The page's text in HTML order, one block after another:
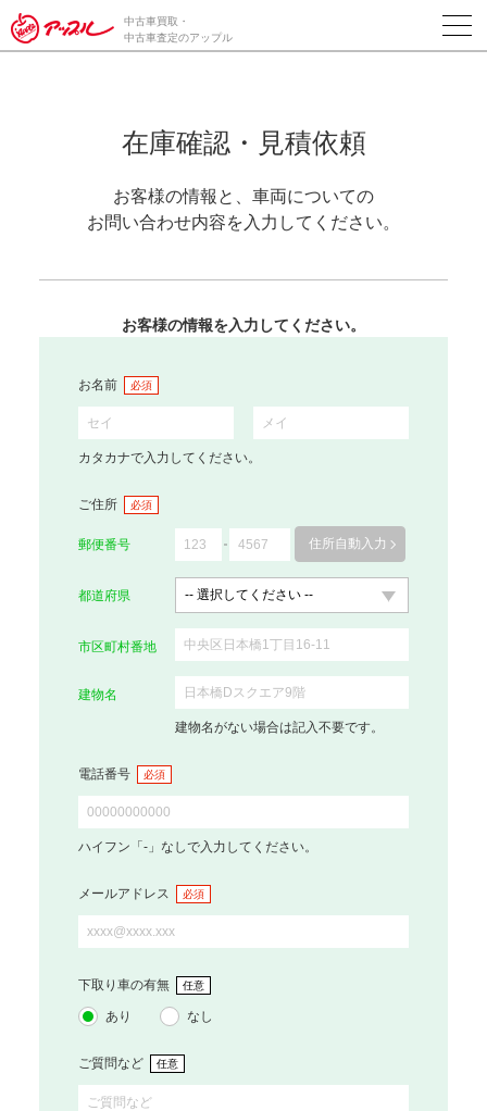
中古車買取・
中古車査定のアップル
在庫確認・見積依頼
お客様の情報と、車両についての
お問い合わせ内容を入力してください。
お客様の情報を入力してください。
お名前 必須
カタカナで入力してください。
ご住所 必須
郵便番号 住所自動入力
都道府県
市区町村番地
建物名
建物名がない場合は記入不要です。
電話番号 必須
ハイフン「-」なしで入力してください。
メールアドレス 必須
下取り車の有無 任意
あり なし
ご質問など 任意